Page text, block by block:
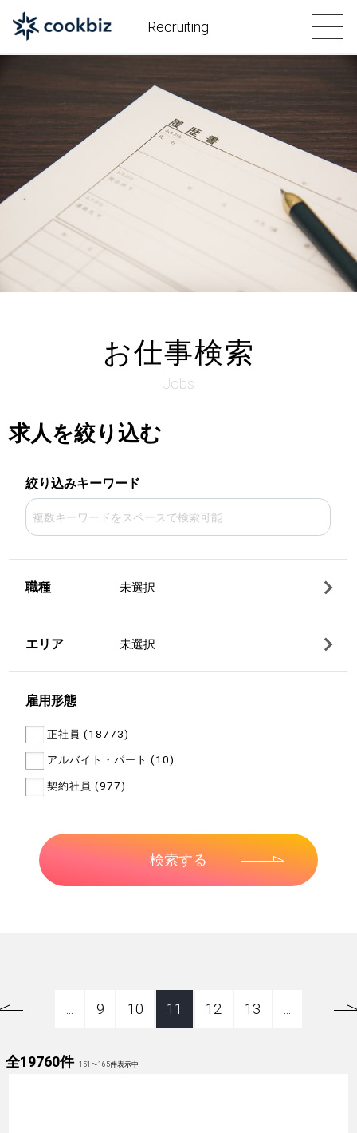
Recruiting
お仕事検索
Jobs
求人を絞り込む
絞り込みキーワード
職種 未選択
エリア 未選択
雇用形態
正社員 (18773)
アルバイト・パート (10)
契約社員 (977)
9 10 11 12 13
全19760件 151〜165件表示中